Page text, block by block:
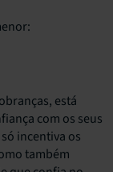
está
com os seus
incentiva os
também